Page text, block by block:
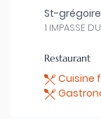
St-
1 IMPASSE
Restaurant
Cuisine